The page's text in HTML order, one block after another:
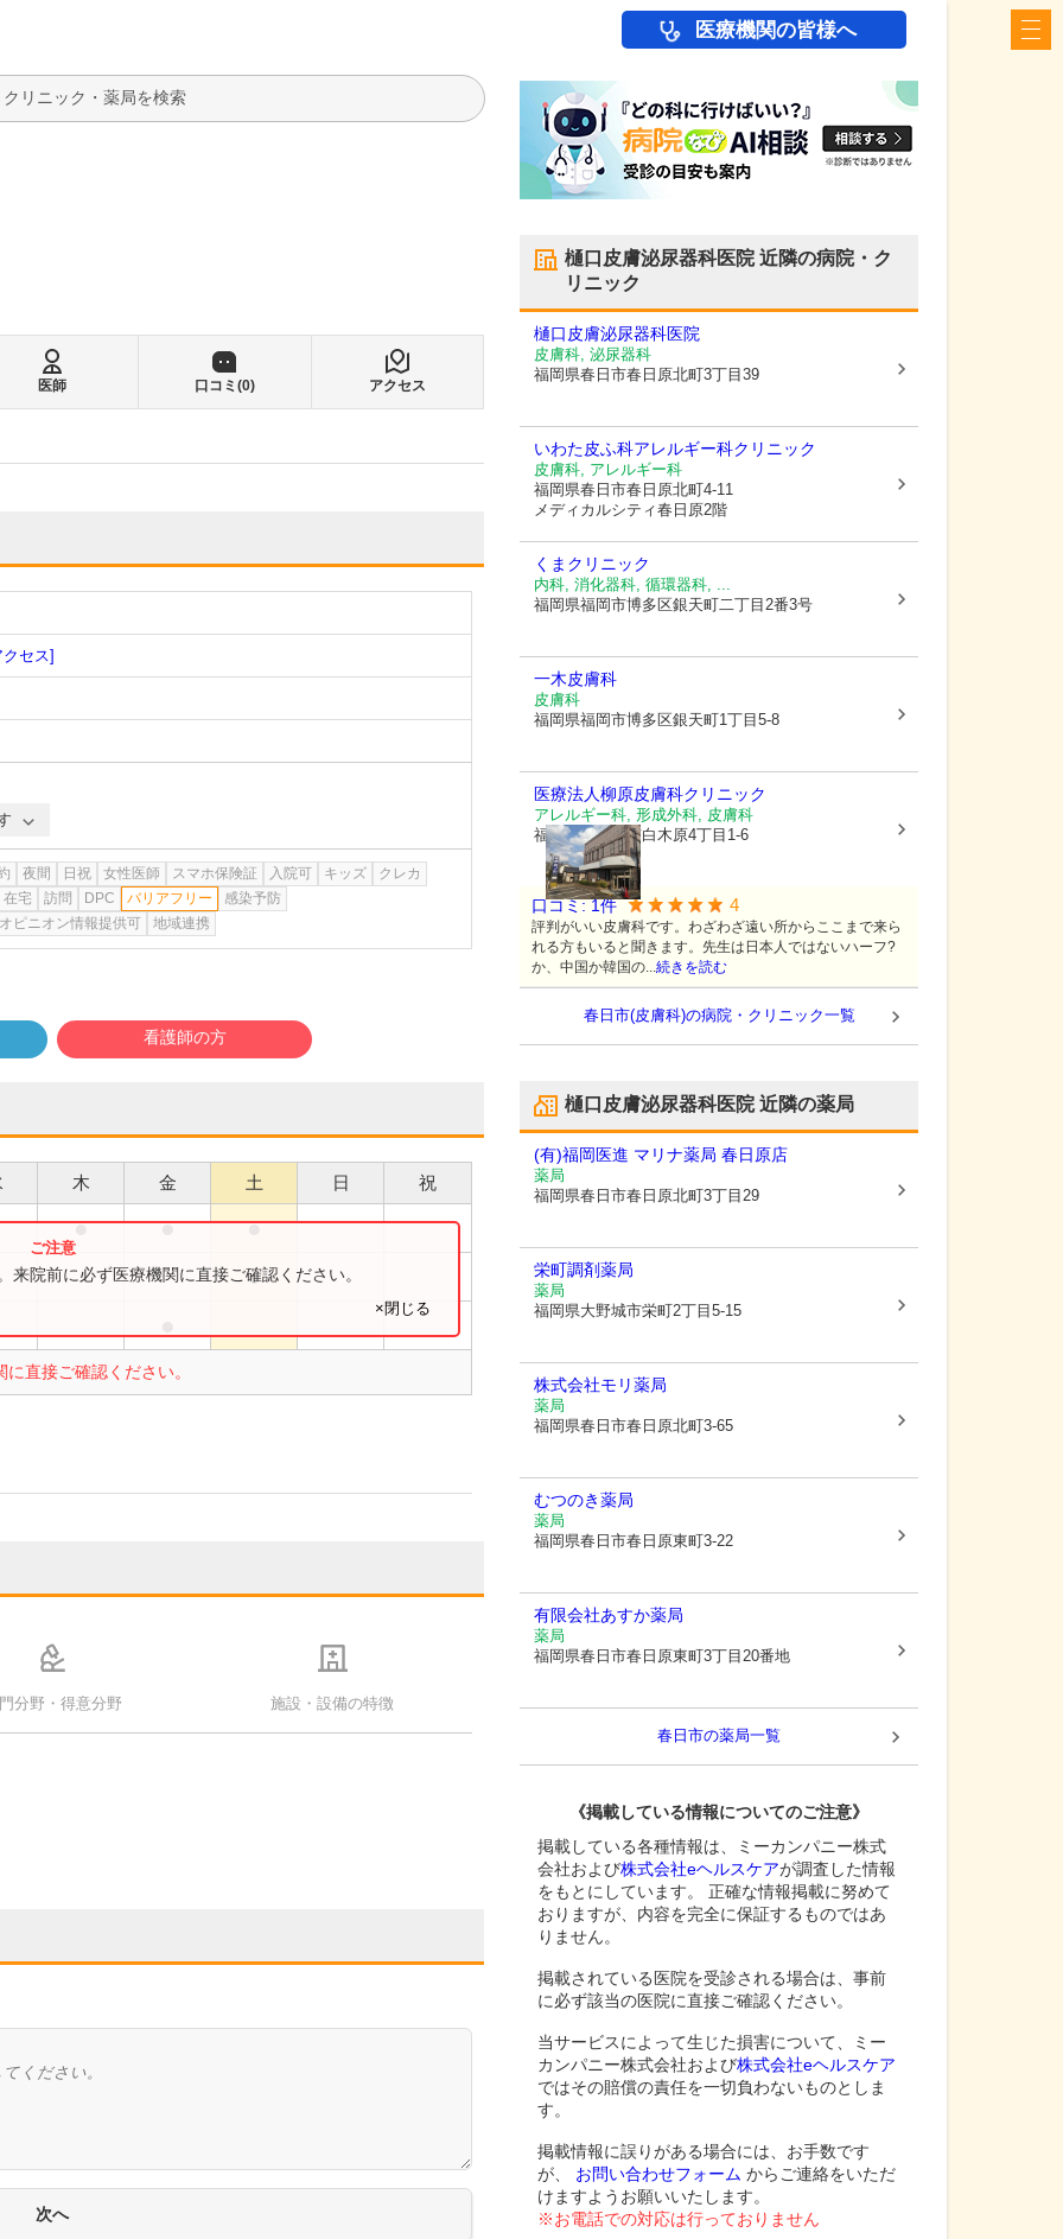
医療機関の皆様へ
検索
医師 口コミ(0) アクセス
クセス]
夜間 日祝 女性医師 スマホ保険証 入院可 キッズ
クレカ
在宅 訪問 DPC バリアフリー
感染予防
ピニオン情報提供可 地域連携
看護師の方
木 金 土 日 祝
● ● ●
●
直接ご確認ください。
院前に必ず医療機関に直接ご確認ください。
×閉じる
分野・得意分野 施設・設備の特徴
樋口皮膚泌尿器科医院近隣の病院・ク
リニック
樋口皮膚泌尿器科医院
皮膚科, 泌尿器科
福岡県春日市春日原北町3丁目39
いわた皮ふ科アレルギー科クリニック
皮膚科, アレルギー科
福岡県春日市春日原北町4-11
メディカルシティ春日原2階
くまクリニック
内科, 消化器科, 循環器科, ...
福岡県福岡市博多区銀天町二丁目2番3号
一木皮膚科
皮膚科
福岡県福岡市博多区銀天町1丁目5-8
医療法人柳原皮膚科クリニック
アレルギー科, 形成外科, 皮膚科
福岡県大野城市白木原4丁目1-6
口コミ: 1件 4
評判がいい皮膚科です。わざわざ遠い所からここまで来ら
れる方もいると聞きます。先生は日本人ではないハーフ?
か、中国か韓国の...続きを読む
春日市(皮膚科)の病院・クリニック一覧
樋口皮膚泌尿器科医院近隣の薬局
(有)福岡医進 マリナ薬局 春日原店
薬局
福岡県春日市春日原北町3丁目29
栄町調剤薬局
薬局
福岡県大野城市栄町2丁目5-15
株式会社モリ薬局
薬局
福岡県春日市春日原北町3-65
むつのき薬局
薬局
福岡県春日市春日原東町3-22
有限会社あすか薬局
薬局
福岡県春日市春日原東町3丁目20番地
春日市の薬局一覧
《掲載している情報についてのご注意》
掲載している各種情報は、ミーカンパニー株式
会社および株式会社eヘルスケアが調査した情報
をもとにしています。 正確な情報掲載に努めて
おりますが、内容を完全に保証するものではあ
りません。
掲載されている医院を受診される場合は、事前
に必ず該当の医院に直接ご確認ください。
当サービスによって生じた損害について、ミー
カンパニー株式会社および株式会社eヘルスケア
ではその賠償の責任を一切負わないものとしま
す。
掲載情報に誤りがある場合には、お手数です
が、
お問い合わせフォーム からご連絡をいただ
けますようお願いいたします。
※お電話での対応は行っておりません